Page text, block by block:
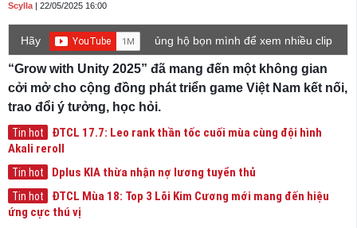
Scylla | 22/05/2025 16:00
Hãy
ủng hộ bọn mình để xem nhiều clip
“Grow with Unity 2025” đã mang đến một không gian
cởi mở cho cộng đồng phát triển game Việt Nam kết nối,
trao đổi ý tưởng, học hỏi.
Tin hot
ĐTCL 17.7: Leo rank thần tốc cuối mùa cùng đội hình
Akali reroll
Tin hot Dplus KIA thừa nhận nợ lương tuyển thủ
Tin hot
ĐTCL Mùa 18: Top 3 Lõi Kim Cương mới mang đến hiệu
ứng cực thú vị